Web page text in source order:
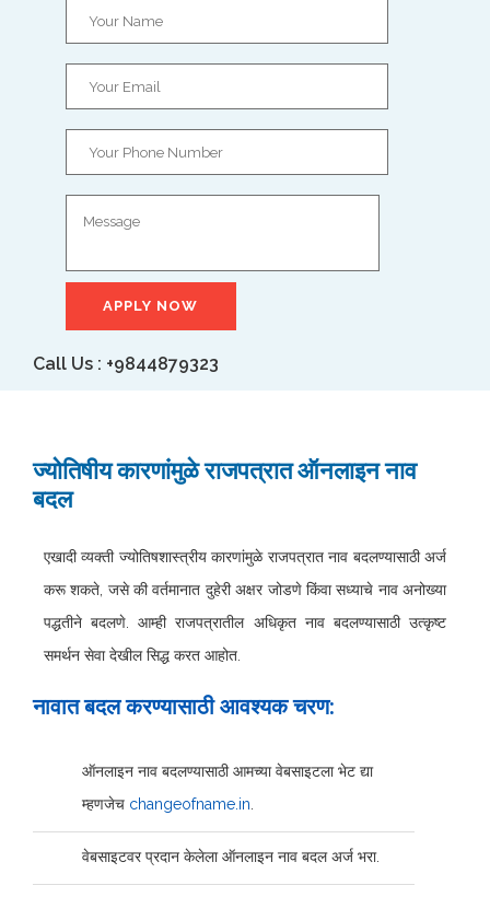
Call Us : +9844879323
ज्योतिषीय कारणांमुळे राजपत्रात ऑनलाइन नाव
बदल
एखादी व्यक्ती ज्योतिषशास्त्रीय कारणांमुळे राजपत्रात नाव बदलण्यासाठी अर्ज
करू शकते, जसे की वर्तमानात दुहेरी अक्षर जोडणे किंवा सध्याचे नाव अनोख्या
पद्धतीने बदलणे. आम्ही राजपत्रातील अधिकृत नाव बदलण्यासाठी उत्कृष्ट
समर्थन सेवा देखील सिद्ध करत आहोत.
नावात बदल करण्यासाठी आवश्यक चरण:
ऑनलाइन नाव बदलण्यासाठी आमच्या वेबसाइटला भेट द्या
म्हणजेच changeofname.in.
वेबसाइटवर प्रदान केलेला ऑनलाइन नाव बदल अर्ज भरा.